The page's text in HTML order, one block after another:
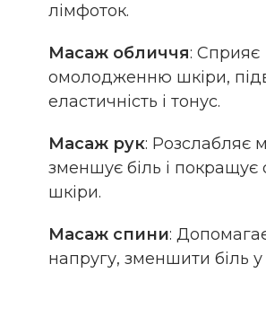
лімфоток.
Масаж обличчя: Сприяє
омолодженню шкіри,
еластичність і тонус.
Масаж рук: Розслабляє
зменшує біль і покращує
шкіри.
Масаж спини:
напругу, зменшити біль у